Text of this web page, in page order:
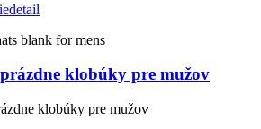
detail
klobúky pre mužov
klobúky pre mužov